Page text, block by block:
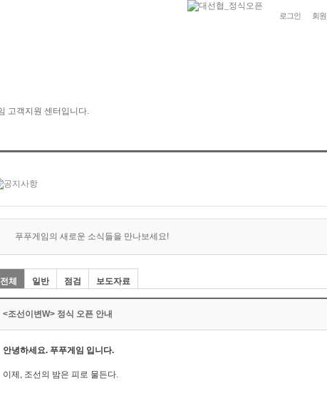
로그인 회
푸푸게임의 새로운 소식들을 만나보세요!
전체 일반 점검 보도자료
<조선이변W> 정식 오픈 안내
안녕하세요. 푸푸게임 입니다.
이제, 조선의 밤은 피로 물든다.